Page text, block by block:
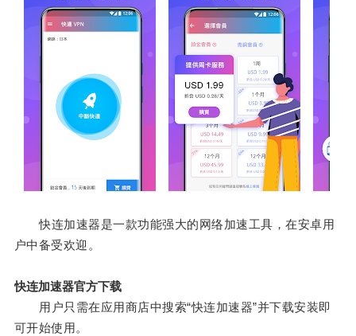
快连加速器是一款功能强大的网络加速工具，在安卓用
户中备受欢迎。
快连加速器官方下载
用户只需在应用商店中搜索“快连加速器”并下载安装即
可开始使用。